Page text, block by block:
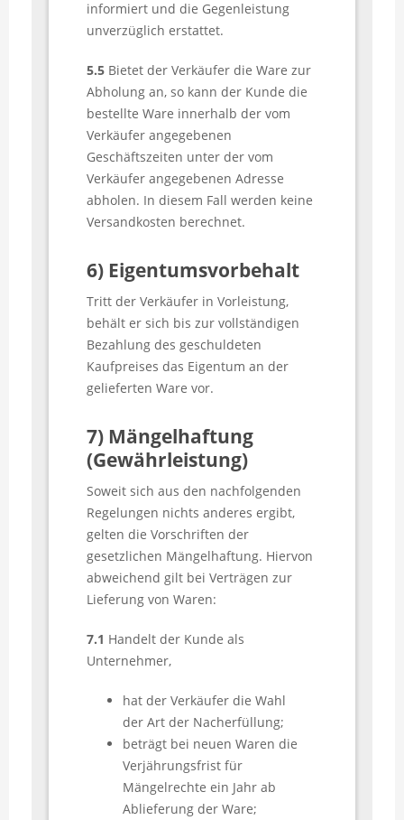
informiert und die Gegenleistung
unverzüglich erstattet.
5.5Bietet der Verkäufer die Ware zur
Abholung an, so kann der Kunde die
bestellte Ware innerhalb der vom
Verkäufer angegebenen
Geschäftszeiten unter der vom
Verkäufer angegebenen Adresse
abholen. In diesem Fall werden keine
Versandkosten berechnet.
6) Eigentumsvorbehalt
Tritt der Verkäufer in Vorleistung,
behält er sich bis zur vollständigen
Bezahlung des geschuldeten
Kaufpreises das Eigentum an der
gelieferten Ware vor.
7) Mängelhaftung
(Gewährleistung)
Soweit sich aus den nachfolgenden
Regelungen nichts anderes ergibt,
gelten die Vorschriften der
gesetzlichen Mängelhaftung. Hiervon
abweichend gilt bei Verträgen zur
Lieferung von Waren:
7.1 Handelt der Kunde als
Unternehmer,
hat der Verkäufer die Wahl
der Art der Nacherfüllung;
beträgt bei neuen Waren die
Verjährungsfrist für
Mängelrechte ein Jahr ab
Ablieferung der Ware;